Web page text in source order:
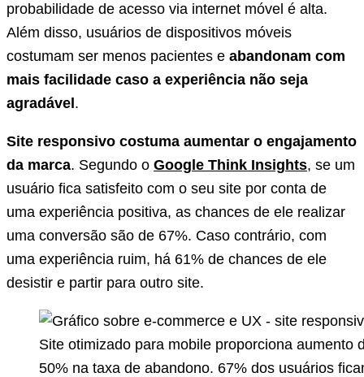
probabilidade de acesso via internet móvel é alta.
Além disso, usuários de dispositivos móveis
costumam ser menos pacientes e abandonam com
mais facilidade caso a experiência não seja
agradável .
Site responsivo costuma aumentar o engajamento
da marca. Segundo o Google Think Insights, se um
usuário fica satisfeito com o seu site por conta de
uma experiência positiva, as chances de ele realizar
uma conversão são de 67%. Caso contrário, com
uma experiência ruim, há 61% de chances de ele
desistir e partir para outro site.
Site otimizado para mobile proporciona aumento
50% na taxa de abandono. 67% dos usuários